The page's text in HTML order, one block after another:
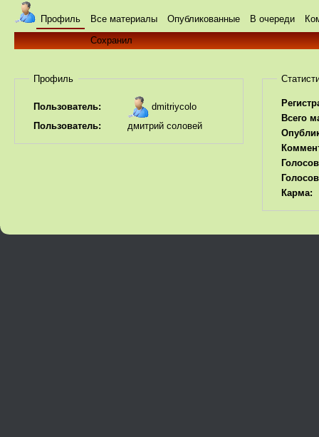
Профиль Все материалы Опубликованные В очереди
Сохранил
Профиль
Пользователь:
dmitriycolo
Пользователь:
дмитрий соловей
Всего
Карма: